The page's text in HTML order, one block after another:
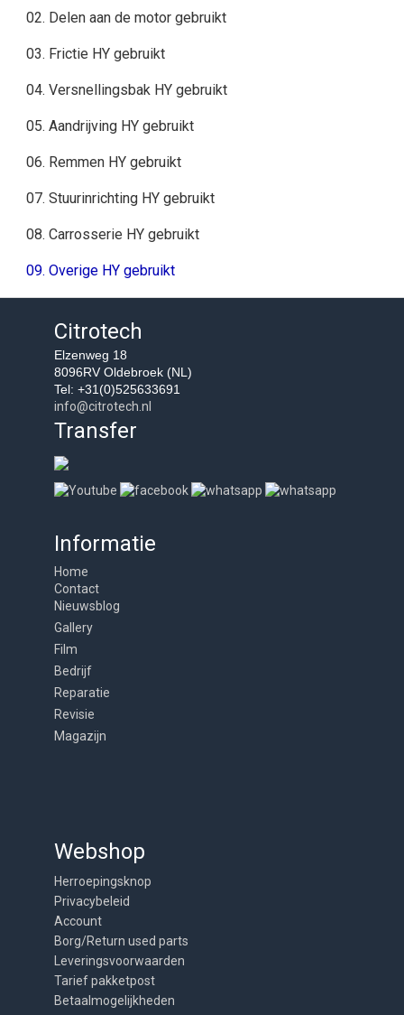
02. Delen aan de motor gebruikt
03. Frictie HY gebruikt
04. Versnellingsbak HY gebruikt
05. Aandrijving HY gebruikt
06. Remmen HY gebruikt
07. Stuurinrichting HY gebruikt
08. Carrosserie HY gebruikt
09. Overige HY gebruikt
Citrotech
Elzenweg 18
8096RV Oldebroek (NL)
Tel: +31(0)525633691
info@citrotech.nl
Transfer
Informatie
Home
Contact
Nieuwsblog
Gallery
Film
Bedrijf
Reparatie
Revisie
Magazijn
Webshop
Herroepingsknop
Privacybeleid
Account
Borg/Return used parts
Leveringsvoorwaarden
Tarief pakketpost
Betaalmogelijkheden